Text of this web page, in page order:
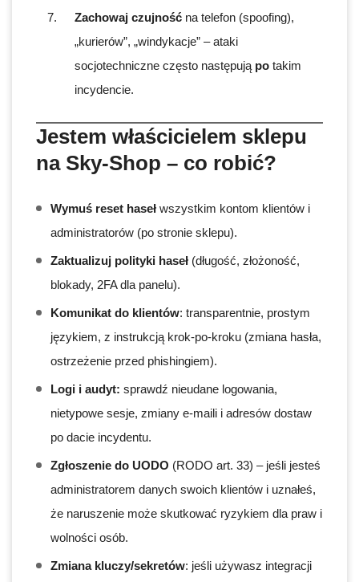
Zachowaj czujność na telefon (spoofing),
„kurierów”, „windykacje” – ataki
socjotechniczne często następują po takim
incydencie.
Jestem właścicielem sklepu
na Sky-Shop – co robić?
Wymuś reset haseł wszystkim kontom klientów i
administratorów (po stronie sklepu).
Zaktualizuj polityki haseł (długość, złożoność,
blokady, 2FA dla panelu).
Komunikat do klientów: transparentnie, prostym
językiem, z instrukcją krok-po-kroku (zmiana hasła,
ostrzeżenie przed phishingiem).
Logi i audyt: sprawdź nieudane logowania,
nietypowe sesje, zmiany e-maili i adresów dostaw
po dacie incydentu.
Zgłoszenie do UODO (RODO art. 33) – jeśli jesteś
administratorem danych swoich klientów i uznałeś,
że naruszenie może skutkować ryzykiem dla praw i
wolności osób.
Zmiana kluczy/sekretów: jeśli używasz integracji